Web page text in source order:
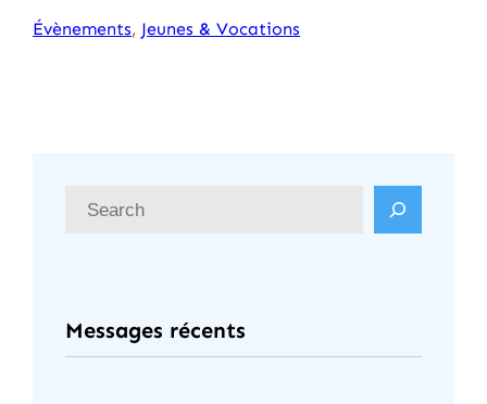
Évènements, Jeunes & Vocations
e
r
Messages récents